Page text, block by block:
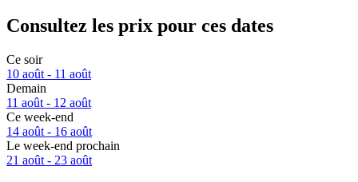
Consultez les prix pour ces dates
Ce soir
10 août - 11 août
Demain
11 août - 12 août
Ce week-end
14 août - 16 août
Le week-end prochain
21 août - 23 août